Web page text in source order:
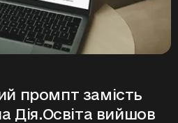
промпт замість
Дія.Освіта вийшов